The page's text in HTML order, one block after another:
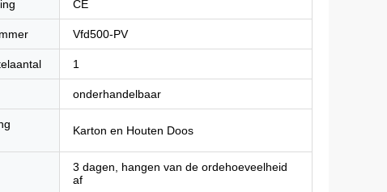
CE
Vfd500-PV
1
onderhandelbaar
Karton en Houten Doos
3 dagen, hangen van de ordehoeveelheid
af